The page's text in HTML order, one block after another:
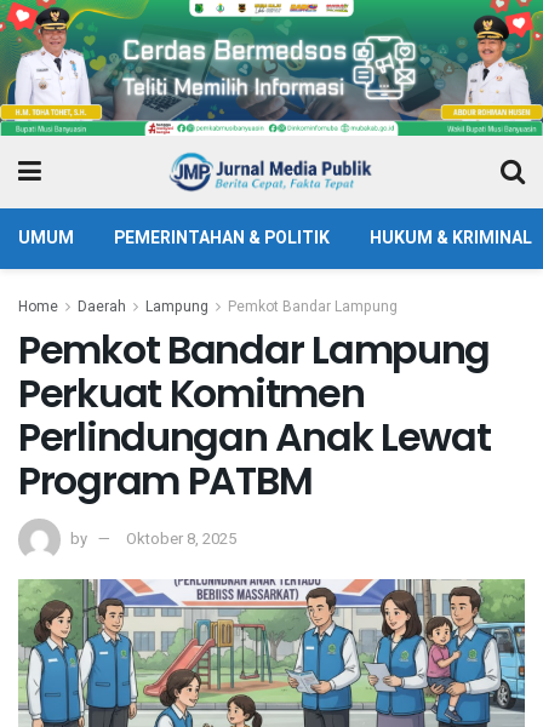
UMUM PEMERINTAHAN & POLITIK HUKUM & KRIMINAL
Home Daerah Lampung Pemkot Bandar Lampung
Pemkot Bandar Lampung
Perkuat Komitmen
Perlindungan Anak Lewat
Program PATBM
by Oktober 8, 2025